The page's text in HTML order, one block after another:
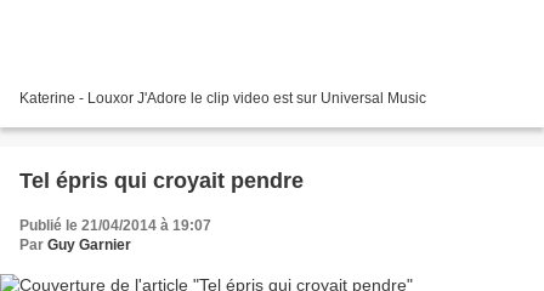
Katerine - Louxor J'Adore le clip video est sur Universal Music
Tel épris qui croyait pendre
Publié le 21/04/2014 à 19:07
Par Guy Garnier